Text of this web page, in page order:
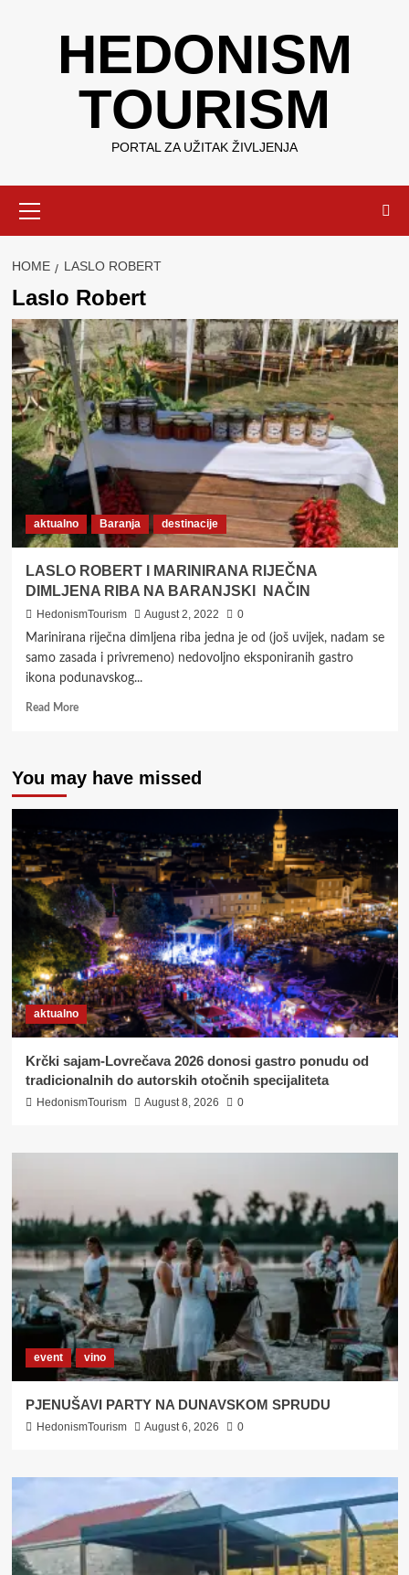
HEDONISM
TOURISM
PORTAL ZA UŽITAK ŽIVLJENJA
Menu
HOME LASLO ROBERT
Laslo Robert
aktualno Baranja destinacije
LASLO ROBERT I MARINIRANA RIJEČNA
DIMLJENA RIBA NA BARANJSKI NAČIN
HedonismTourism August 2, 2022
0
Marinirana riječna dimljena riba jedna je od (još uvijek, nadam se
samo zasada i privremeno) nedovoljno eksponiranih gastro
ikona podunavskog...
Read MoreRead
ROBERT
I
MARINIRANA
DIMLJENA
RIBA
NA
BARANJSKI
NAČIN
You may have missed
aktualno
Krčki sajam-Lovrečava 2026 donosi gastro ponudu od
tradicionalnih do autorskih otočnih specijaliteta
HedonismTourism August 8, 2026 0
event vino
PJENUŠAVI PARTY NA DUNAVSKOM SPRUDU
HedonismTourism August 6, 2026 0